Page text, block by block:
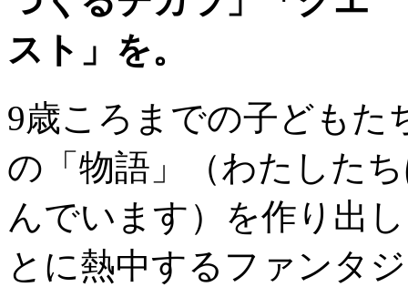
9歳ころまでの子どもた
の「物語」（わたした
んでいます）を作り出
とに熱中するファンタ